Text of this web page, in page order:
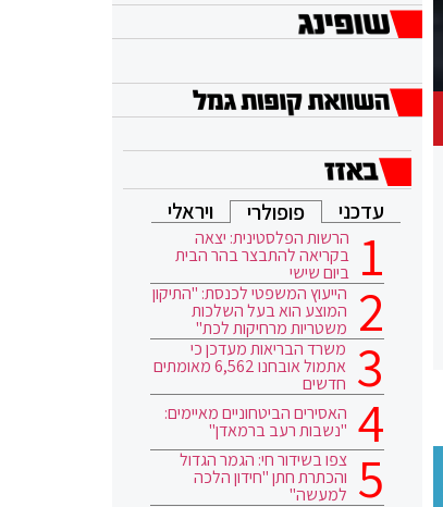
עדכני פופולרי ויראלי
הרשות הפלסטינית: יצאה
בקריאה להתבצר בהר הבית
ביום שישי
הייעוץ המשפטי לכנסת: "התיקון
המוצע הוא בעל השלכות
משטריות מרחיקות לכת"
משרד הבריאות מעדכן כי
אתמול אובחנו 6,562 מאומתים
חדשים
האסירים הביטחוניים מאיימים:
"נשבות רעב ברמאדן"
צפו בשידור חי: הגמר הגדול
והכתרת חתן "חידון הלכה
למעשה"